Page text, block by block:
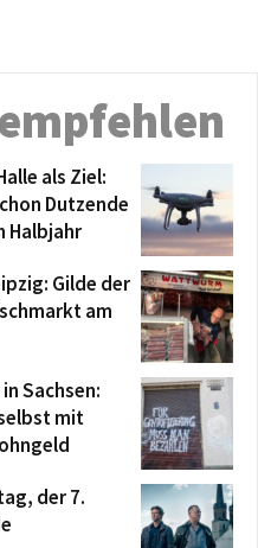
als Ziel:
Dutzende
Halbjahr
Gilde der
am
Sachsen:
mit
der 7.